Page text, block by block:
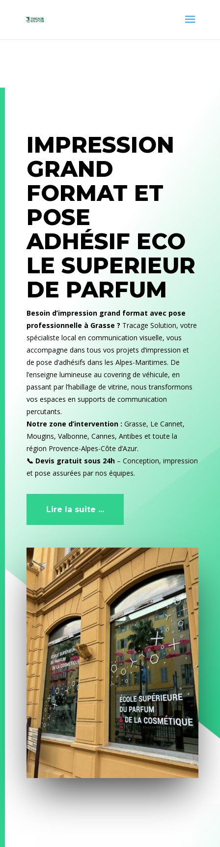
IMPRESSION
GRAND
FORMAT ET
POSE
ADHÉSIF ECO
LE SUPERIEUR
DE PARFUM
Besoin d’impression grand format avec pose
professionnelle à Grasse ? Tracage Solution, votre
spécialiste local en communication visuelle, vous
accompagne dans tous vos projets d’impression et
de pose d’adhésifs dans les Alpes-Maritimes. De
l’enseigne lumineuse au covering de véhicule, en
passant par l’habillage de vitrine, nous transformons
vos espaces en supports de communication
percutants.
Notre zone d’intervention : Grasse, Le Cannet,
Mougins, Valbonne, Cannes, Antibes et toute la
région Provence-Alpes-Côte d’Azur.
📞 Devis gratuit sous 24h – Conception, impression
et pose assurées par nos équipes.
Lire la suite ...